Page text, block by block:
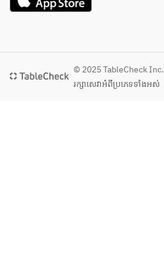
© 2025 TableCheck Inc.
រក្សាសេវា​អំពីប្រភេទទាំងអស់